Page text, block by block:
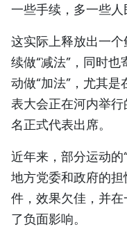
一些手续，多一些人民
这实际上释放出一
续做“减法”，同时
动做“加法”，尤其
表大会正在河内举行
名正式代表出席。
近年来，部分运动的
地方党委和政府的
件，效果欠佳，并
了负面影响。